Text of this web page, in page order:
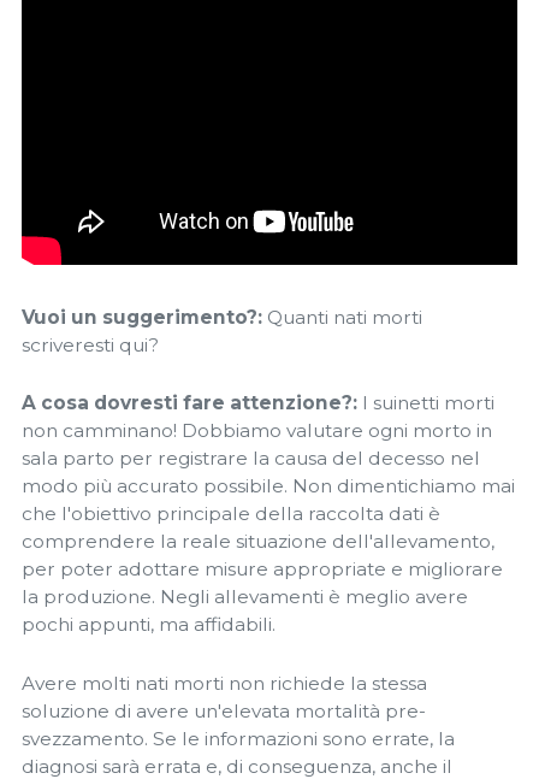
Vuoi un suggerimento?: Quanti nati morti
scriveresti qui?
A cosa dovresti fare attenzione?: I suinetti morti
non camminano! Dobbiamo valutare ogni morto in
sala parto per registrare la causa del decesso nel
modo più accurato possibile. Non dimentichiamo mai
che l'obiettivo principale della raccolta dati è
comprendere la reale situazione dell'allevamento,
per poter adottare misure appropriate e migliorare
la produzione. Negli allevamenti è meglio avere
pochi appunti, ma affidabili.
Avere molti nati morti non richiede la stessa
soluzione di avere un'elevata mortalità pre-
svezzamento. Se le informazioni sono errate, la
diagnosi sarà errata e, di conseguenza, anche il